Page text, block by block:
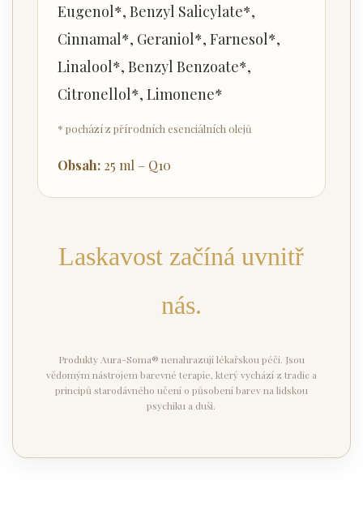
Eugenol*, Benzyl Salicylate*,
Cinnamal*, Geraniol*, Farnesol*,
Linalool*, Benzyl Benzoate*,
Citronellol*, Limonene*
* pochází z přírodních esenciálních olejů
Obsah: 25 ml – Q10
Laskavost začíná uvnitř
nás.
Produkty Aura-Soma® nenahrazují lékařskou péči. Jsou
vědomým nástrojem barevné terapie, který vychází z tradic a
principů starodávného učení o působení barev na lidskou
psychiku a duši.